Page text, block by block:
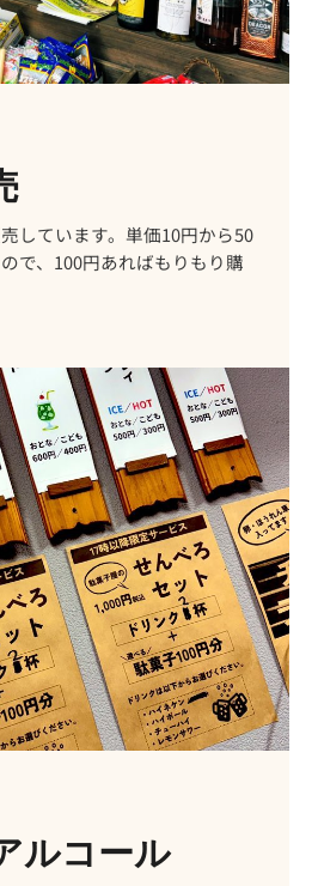
しています。単価10円から50
で、100円あればもりもり購
ルコール